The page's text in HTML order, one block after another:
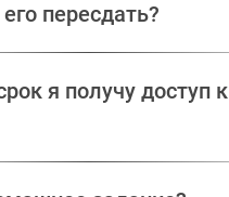
пересдать?
я получу доступ к